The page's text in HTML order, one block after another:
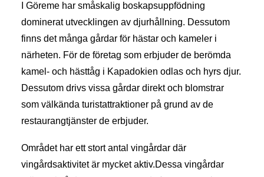
I Göreme har småskalig boskapsuppfödning
dominerat utvecklingen av djurhållning. Dessutom
finns det många gårdar för hästar och kameler i
närheten. För de företag som erbjuder de berömda
kamel- och hästtåg i Kapadokien odlas och hyrs djur.
Dessutom drivs vissa gårdar direkt och blomstrar
som välkända turistattraktioner på grund av de
restaurangtjänster de erbjuder.
Området har ett stort antal vingårdar där
vingårdsaktivitet är mycket aktiv.Dessa vingårdar